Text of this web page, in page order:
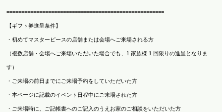
=====================================================
【ギフト券進呈条件】
・初めてマスターピースの店舗または会場へご来場される方
（複数店舗・会場へご来場いただいた場合でも、1 家族様 1 回限りの進呈となりま
す）
・ご来場の前日までにご来場予約をしていただいた方
・本ページに記載のイベント日程中にご来場された方
・ご来場時に、ご記帳書へのご記入のうえお家のご相談をいただいた方